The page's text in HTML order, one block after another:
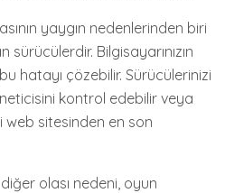
yaygın nedenlerinden biri
Bilgisayarınızın
hatayı çözebilir. Sürücülerinizi
kontrol edebilir veya
web sitesinden en son
olası nedeni, oyun